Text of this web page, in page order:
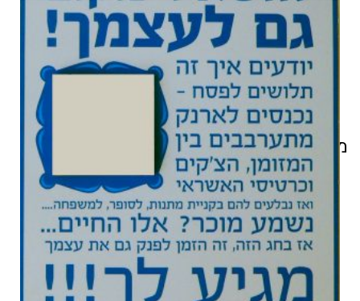
מוצרים קשורים